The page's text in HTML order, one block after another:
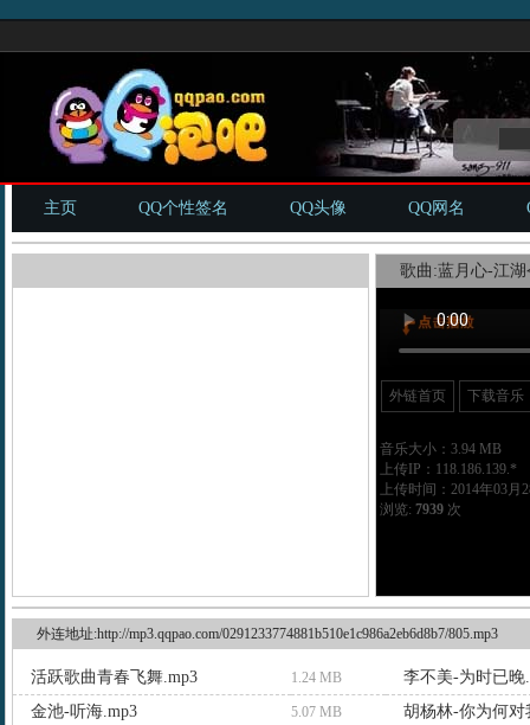
主页 QQ个性签名 QQ头像 QQ网名
歌曲:蓝月心-江湖
外链首页 下载音乐
音乐大小：3.94 MB
上传IP：118.186.139.*
上传时间：2014年03月
浏览: 7939次
外连地址:http://mp3.qqpao.com/0291233774881b510e1c986a2eb6d8b7/805.mp3
活跃歌曲青春飞舞.mp3 1.24 MB
李不美-为时已晚
金池-听海.mp3
5.07 MB
胡杨林-你为何对